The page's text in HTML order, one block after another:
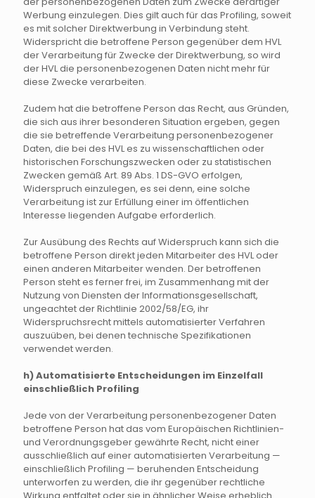
Werbung einzulegen. Dies gilt auch für das Profiling, soweit
es mit solcher Direktwerbung in Verbindung steht.
Widerspricht die betroffene Person gegenüber dem HVL
der Verarbeitung für Zwecke der Direktwerbung, so wird
der HVL die personenbezogenen Daten nicht mehr für
diese Zwecke verarbeiten.
Zudem hat die betroffene Person das Recht, aus Gründen,
die sich aus ihrer besonderen Situation ergeben, gegen
die sie betreffende Verarbeitung personenbezogener
Daten, die bei des HVL es zu wissenschaftlichen oder
historischen Forschungszwecken oder zu statistischen
Zwecken gemäß Art. 89 Abs. 1 DS-GVO erfolgen,
Widerspruch einzulegen, es sei denn, eine solche
Verarbeitung ist zur Erfüllung einer im öffentlichen
Interesse liegenden Aufgabe erforderlich.
Zur Ausübung des Rechts auf Widerspruch kann sich die
betroffene Person direkt jeden Mitarbeiter des HVL oder
einen anderen Mitarbeiter wenden. Der betroffenen
Person steht es ferner frei, im Zusammenhang mit der
Nutzung von Diensten der Informationsgesellschaft,
ungeachtet der Richtlinie 2002/58/EG, ihr
Widerspruchsrecht mittels automatisierter Verfahren
auszuüben, bei denen technische Spezifikationen
verwendet werden.
h) Automatisierte Entscheidungen im Einzelfall
einschließlich Profiling
Jede von der Verarbeitung personenbezogener Daten
betroffene Person hat das vom Europäischen Richtlinien-
und Verordnungsgeber gewährte Recht, nicht einer
ausschließlich auf einer automatisierten Verarbeitung —
einschließlich Profiling — beruhenden Entscheidung
unterworfen zu werden, die ihr gegenüber rechtliche